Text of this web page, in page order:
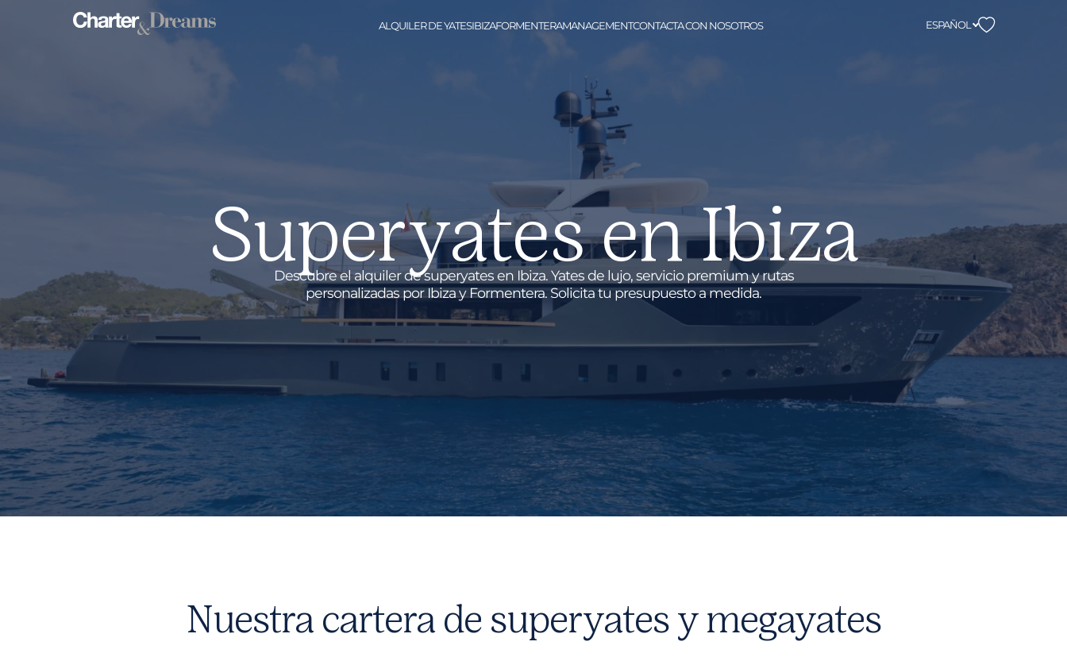
ALQUILER DE YATESIBIZAFORMENTERAMANAGEMENTCONTACTA CON NOSOTROS ESPAÑOL
Superyates en Ibiza
Descubre el alquiler de superyates en Ibiza. Yates de lujo, servicio premium y rutas
personalizadas por Ibiza y Formentera. Solicita tu presupuesto a medida.
Nuestra cartera de superyates y megayates